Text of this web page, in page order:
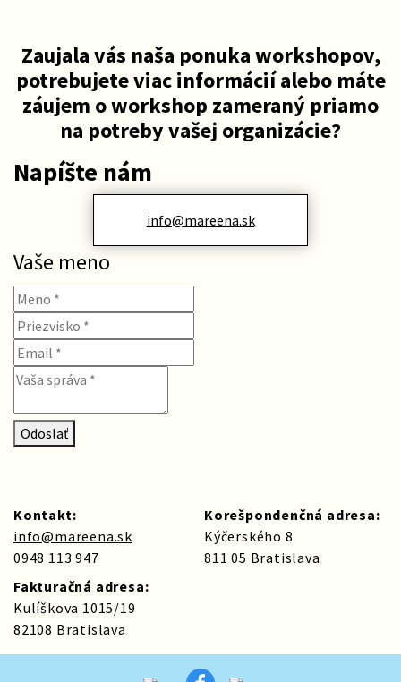
Zaujala vás naša ponuka workshopov,
potrebujete viac informácií alebo máte
záujem o workshop zameraný priamo
na potreby vašej organizácie?
Napíšte nám
info@mareena.sk
Vaše meno
Odoslať
Kontakt:
info@mareena.sk
0948 113 947
Korešpondenčná adresa:
Kýčerského 8
811 05 Bratislava
Fakturačná adresa:
Kulíškova 1015/19
82108 Bratislava